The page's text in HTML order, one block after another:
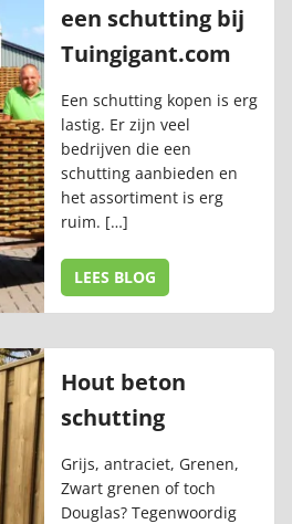
een schutting bij
Tuingigant.com
Een schutting kopen is erg
lastig. Er zijn veel
bedrijven die een
schutting aanbieden en
het assortiment is erg
ruim. […]
LEES BLOG
Hout beton
schutting
Grijs, antraciet, Grenen,
Zwart grenen of toch
Douglas? Tegenwoordig